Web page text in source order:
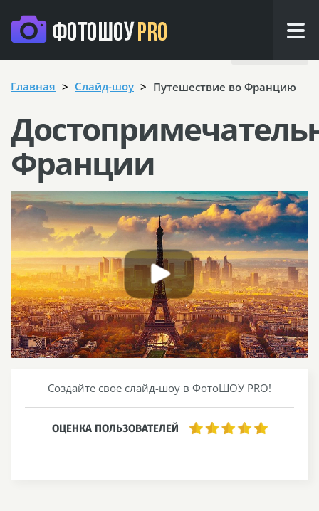
Главная Cлайд-шоу Путешествие во Францию
Франции
Создайте свое слайд-шоу в ФотоШОУ PRO!
ОЦЕНКА ПОЛЬЗОВАТЕЛЕЙ